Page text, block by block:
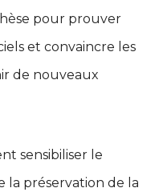
pour prouver
et convaincre les
de nouveaux
sensibiliser le
la préservation de la